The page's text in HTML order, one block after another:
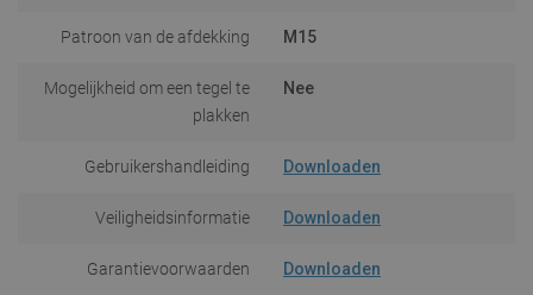
Patroon van de afdekking M15
Mogelijkheid om een tegel te
plakken
Nee
Gebruikershandleiding Downloaden
Veiligheidsinformatie Downloaden
Garantievoorwaarden Downloaden